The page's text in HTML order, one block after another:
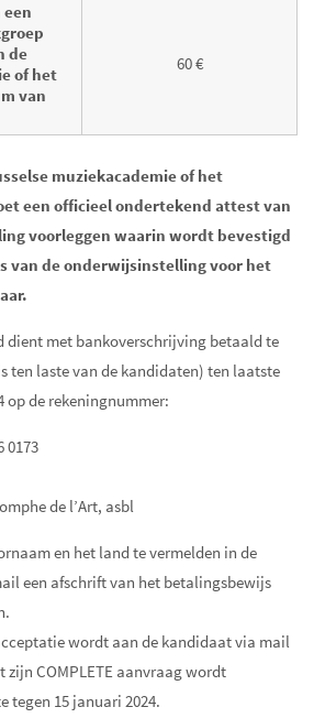
een
de
of het
van
60 €
muziekacademie of het
een officieel ondertekend attest van
voorleggen waarin wordt bevestigd
van de onderwijsinstelling voor het
dient met bankoverschrijving betaald te
ten laste van de kandidaten) ten laatste
op de rekeningnummer:
0173
de l’Art, asbl
en het land te vermelden in de
een afschrift van het betalingsbewijs
wordt aan de kandidaat via mail
zijn COMPLETE aanvraag wordt
tegen 15 januari 2024.